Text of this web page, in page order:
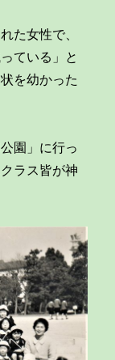
た女性で、
ている」と
を幼かった
園」に行っ
ラス皆が神